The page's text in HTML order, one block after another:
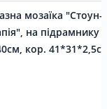
мозаїка "Стоун-
на підрамнику
кор.